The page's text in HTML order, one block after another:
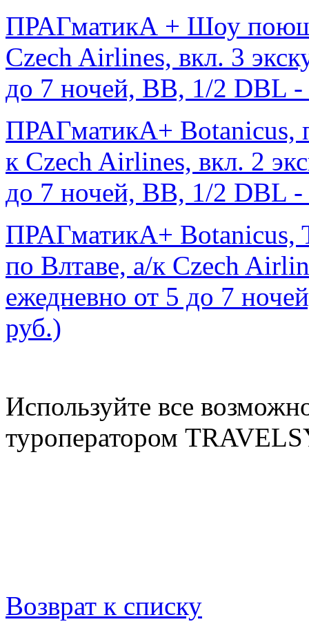
ПРАГматикА + Шоу
Czech Airlines, вкл. 3
до 7 ночей, ВВ, 1/2 DBL -
ПРАГматикА+ Botanicus,
к Czech Airlines, вкл. 2
до 7 ночей, ВВ, 1/2 DBL -
ПРАГматикА+ Botanicus,
по Влтаве, а/к Czech
ежедневно от 5 до 7
руб.)
Используйте все
туроператором
Возврат к списку